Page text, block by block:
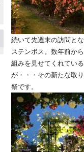
続いて先週末の訪問と
ステンボス。数年前か
組みを見せてくれてい
が・・・その新たな取
祭です。